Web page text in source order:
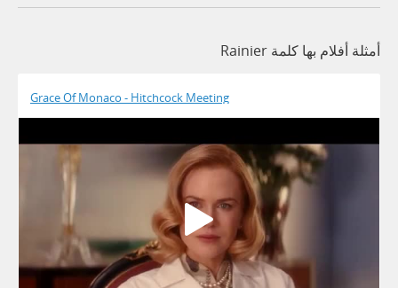
أمثلة أفلام بها كلمة Rainier
Grace Of Monaco - Hitchcock Meeting